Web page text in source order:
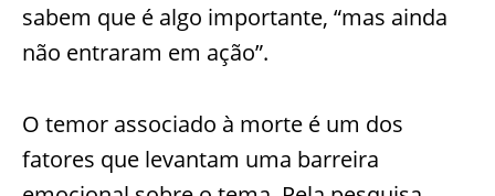
sabem que é algo importante, “mas ainda
não entraram em ação”.
O temor associado à morte é um dos
fatores que levantam uma barreira